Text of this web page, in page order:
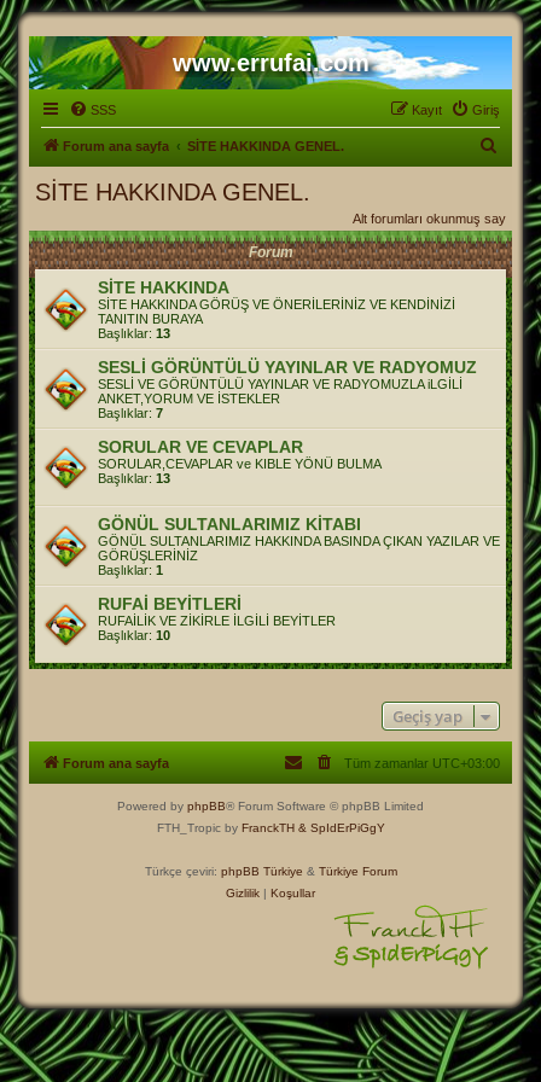
www.errufai.com
SSS Giriş
Kayıt
Forum ana sayfa SİTE HAKKINDA GENEL.
SİTE HAKKINDA GENEL.
Alt forumları okunmuş say
Forum
SİTE HAKKINDA
SİTE HAKKINDA GÖRÜŞ VE ÖNERİLERİNİZ VE KENDİNİZİ
TANITIN BURAYA
Başlıklar: 13
SESLİ GÖRÜNTÜLÜ YAYINLAR VE RADYOMUZ
SESLİ VE GÖRÜNTÜLÜ YAYINLAR VE RADYOMUZLA iLGİLİ
ANKET,YORUM VE İSTEKLER
Başlıklar: 7
SORULAR VE CEVAPLAR
SORULAR,CEVAPLAR ve KIBLE YÖNÜ BULMA
Başlıklar: 13
GÖNÜL SULTANLARIMIZ KİTABI
GÖNÜL SULTANLARIMIZ HAKKINDA BASINDA ÇIKAN YAZILAR VE
GÖRÜŞLERİNİZ
Başlıklar: 1
RUFAİ BEYİTLERİ
RUFAİLİK VE ZİKİRLE İLGİLİ BEYİTLER
Başlıklar: 10
Geçiş yap
Forum ana sayfa Tüm zamanlar UTC+03:00
Powered by phpBB® Forum Software © phpBB Limited
FTH_Tropic by FranckTH & SpIdErPiGgY
Türkçe çeviri: phpBB Türkiye & Türkiye Forum
Gizlilik | Koşullar